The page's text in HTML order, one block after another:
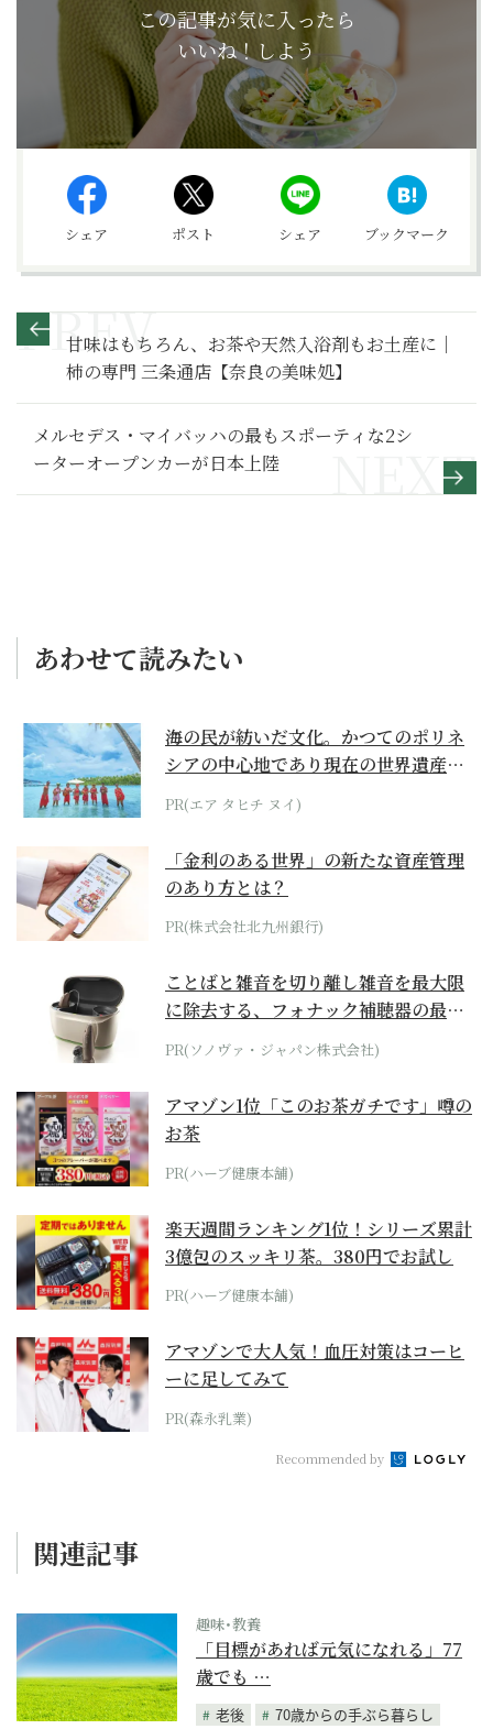
この記事が気に入ったら
いいね！しよう
シェア ポスト シェア ブックマーク
甘味はもちろん、お茶や天然入浴剤もお土産に｜
柿の専門 三条通店【奈良の美味処】
メルセデス・マイバッハの最もスポーティな2シ
ーターオープンカーが日本上陸
あわせて読みたい
海の民が紡いだ文化。かつてのポリネ
シアの中心地であり現在の世界遺産か
らみえてくる...
PR(エア タヒチ ヌイ)
「金利のある世界」の新たな資産管理
のあり方とは？
PR(株式会社北九州銀行)
ことばと雑音を切り離し雑音を最大限
に除去する、フォナック補聴器の最上
位モデル
PR(ソノヴァ・ジャパン株式会社)
アマゾン1位「このお茶ガチです」噂の
お茶
PR(ハーブ健康本舗)
楽天週間ランキング1位！シリーズ累計
3億包のスッキリ茶。380円でお試し
PR(ハーブ健康本舗)
アマゾンで大人気！血圧対策はコーヒ
ーに足してみて
PR(森永乳業)
Recommended by
関連記事
趣味･教養
「目標があれば元気になれる」77
歳でも …
老後
70歳からの手ぶら暮らし